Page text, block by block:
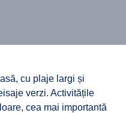
cu plaje largi și
verzi. Activitățile
cea mai importantă